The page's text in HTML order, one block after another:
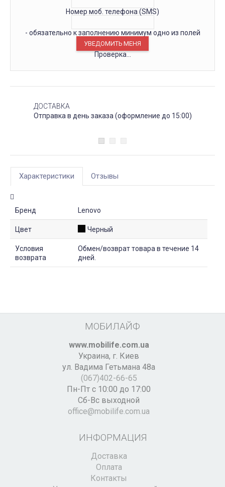
Номер моб. телефона (SMS)
- обязательно к заполнению минимум одно из полей
Проверка...
ДОСТАВКА
Отправка в день заказа (оформление до 15:00)
Характеристики Отзывы
Бренд Lenovo
Цвет Черный
Условия
возврата
Обмен/возврат товара в течение 14
дней.
МОБИЛАЙФ
www.mobilife.com.ua
Украина, г. Киев
ул. Вадима Гетьмана 48а
(067)402-66-65
Пн-Пт с 10:00 до 17:00
Сб-Вс выходной
office@mobilife.com.ua
ИНФОРМАЦИЯ
Доставка
Оплата
Контакты